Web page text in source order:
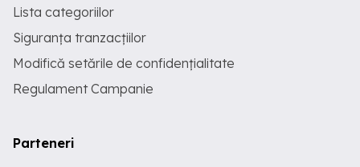
Lista categoriilor
Siguranța tranzacțiilor
Modifică setările de confidențialitate
Regulament Campanie
Parteneri